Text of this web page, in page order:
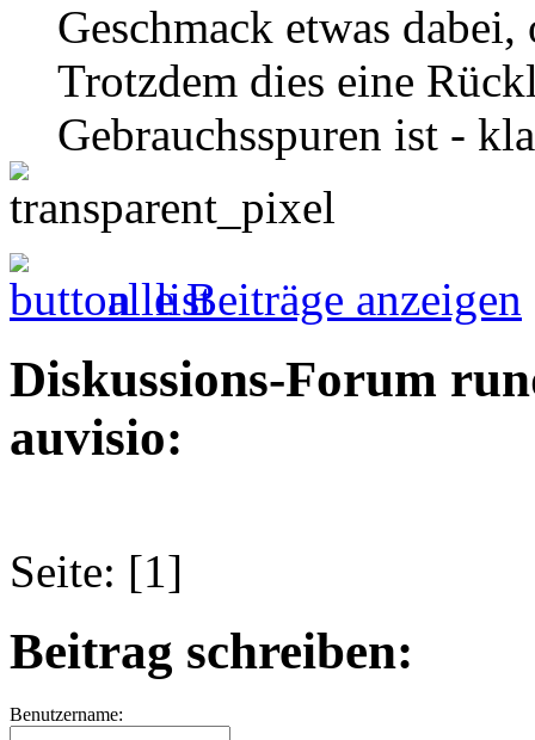
Geschmack etwas
Trotzdem dies eine
Gebrauchsspuren ist -
alle Beiträge anzeigen
Diskussions-Forum
auvisio:
Seite: [1]
Beitrag schreiben:
Benutzername: